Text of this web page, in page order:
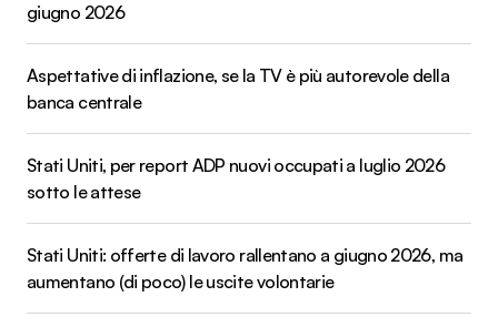
giugno 2026
Aspettative di inflazione, se la TV è più autorevole della
banca centrale
Stati Uniti, per report ADP nuovi occupati a luglio 2026
sotto le attese
Stati Uniti: offerte di lavoro rallentano a giugno 2026, ma
aumentano (di poco) le uscite volontarie